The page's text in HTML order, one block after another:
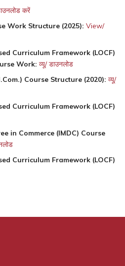
करें
Work Structure (2025): View/
Curriculum Framework (LOCF)
Work: व्यू/ डाउनलोड
Course Structure (2020): व्यू/
Curriculum Framework (LOCF)
in Commerce (IMDC) Course
Curriculum Framework (LOCF)